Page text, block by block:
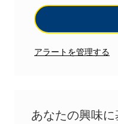
アラートを管理する
あなたの興味